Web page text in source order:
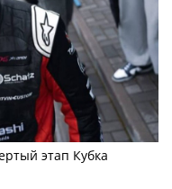
этап Кубка